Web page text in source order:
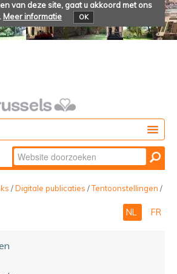
van deze site, gaat u akkoord met ons
Meer informatie OK
Zoek
Geavanceerd
zoeken...
/Digitale publicaties /Tentoonstellingen /
NL FR